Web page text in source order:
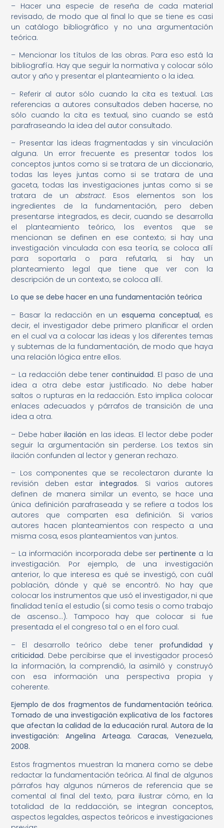
– Hacer una especie de reseña de cada material
revisado, de modo que al final lo que se tiene es casi
un catálogo bibliográfico y no una argumentación
teórica.
– Mencionar los títulos de las obras. Para eso está la
bibliografía. Hay que seguir la normativa y colocar sólo
autor y año y presentar el planteamiento o la idea.
– Referir al autor sólo cuando la cita es textual. Las
referencias a autores consultados deben hacerse, no
sólo cuando la cita es textual, sino cuando se está
parafraseando la idea del autor consultado.
– Presentar las ideas fragmentadas y sin vinculación
alguna. Un error frecuente es presentar todos los
conceptos juntos como si se tratara de un diccionario,
todas las leyes juntas como si se tratara de una
gaceta, todas las investigaciones juntas como si se
tratara de unabstract. Esos elementos son los
ingredientes de la fundamentación, pero deben
presentarse integrados, es decir, cuando se desarrolla
el planteamiento teórico, los eventos que se
mencionan se definen en ese contexto; si hay una
investigación vinculada con esa teoría, se coloca allí
para soportarla o para refutarla, si hay un
planteamiento legal que tiene que ver con la
descripción de un contexto, se coloca allí.
Lo que se debe hacer en una fundamentación teórica
– Basar la redacción en unesquema conceptual, es
decir, el investigador debe primero planificar el orden
en el cual va a colocar las ideas y los diferentes temas
y subtemas de la fundamentación, de modo que haya
una relación lógica entre ellos.
– La redacción debe tener continuidad. El paso de una
idea a otra debe estar justificado. No debe haber
saltos o rupturas en la redacción. Esto implica colocar
enlaces adecuados y párrafos de transición de una
idea a otra.
– Debe haberilación en las ideas. El lector debe poder
seguir la argumentación sin perderse. Los textos sin
ilación confunden al lector y generan rechazo.
– Los componentes que se recolectaron durante la
revisión deben estar integrados. Si varios autores
definen de manera similar un evento, se hace una
única definición parafraseada y se refiere a todos los
autores que comparten esa definición. Si varios
autores hacen planteamientos con respecto a una
misma cosa, esos planteamientos van juntos.
– La información incorporada debe ser pertinente a la
investigación. Por ejemplo, de una investigación
anterior, lo que interesa es qué se investigó, con cuál
población, dónde y qué se encontró. No hay que
colocar los instrumentos que usó el investigador, ni que
finalidad tenía el estudio (si como tesis o como trabajo
de ascenso…). Tampoco hay que colocar si fue
presentada el el congreso tal o en el foro cual.
– El desarrollo teórico debe tener profundidad y
criticidad. Debe percibirse que el investigador procesó
la información, la comprendió, la asimiló y construyó
con esa información una perspectiva propia y
coherente.
Ejemplo de dos fragmentos de fundamentación teórica.
Tomado de una investigación explicativa de los factores
que afectan la calidad de la educación rural. Autora de la
investigación: Angelina Arteaga. Caracas, Venezuela,
2008.
Estos fragmentos muestran la manera como se debe
redactar la fundamentación teórica. Al final de algunos
párrafos hay algunos números de referencia que se
comental al final del texto, para ilustrar cómo, en la
totalidad de la reddacción, se integran conceptos,
aspectos legaldes, aspectos teóricos e investigaciones